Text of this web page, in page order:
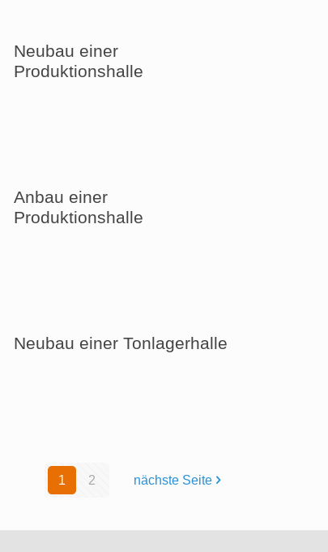
Neubau einer
Produktionshalle
Anbau einer
Produktionshalle
Neubau einer Tonlagerhalle
1 2 nächste Seite